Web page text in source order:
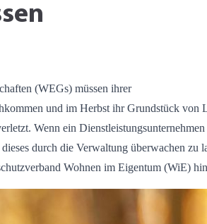
(WEGs) müssen ihrer
und im Herbst ihr Grundstück von
Wenn ein Dienstleistungsunternehmen
durch die Verwaltung überwachen zu
Wohnen im Eigentum (WiE)